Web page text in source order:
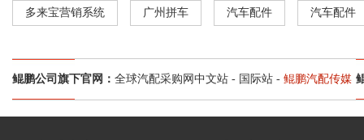
多来宝营销系统 广州拼车 汽车配件 汽车配件
鲲鹏公司旗下官网： 全球汽配采购网中文站 - 国际站 - 鲲鹏汽配传媒